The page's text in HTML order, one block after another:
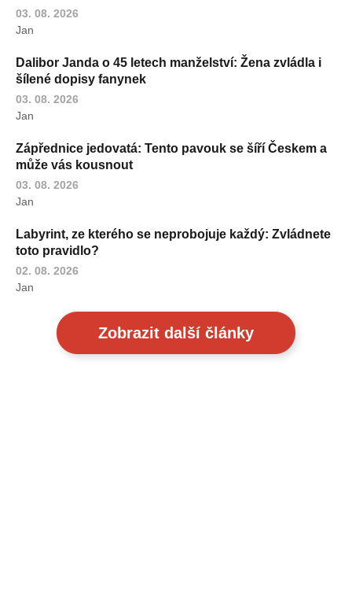
03. 08. 2026
Jan
Dalibor Janda o 45 letech manželství: Žena zvládla i
šílené dopisy fanynek
03. 08. 2026
Jan
Zápřednice jedovatá: Tento pavouk se šíří Českem a
může vás kousnout
03. 08. 2026
Jan
Labyrint, ze kterého se neprobojuje každý: Zvládnete
toto pravidlo?
02. 08. 2026
Jan
Zobrazit další články